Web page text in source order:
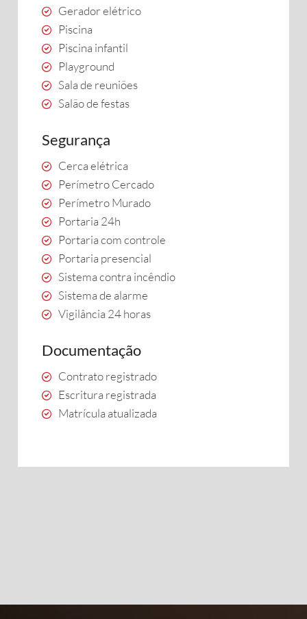
Gerador elétrico
Piscina
Piscina infantil
Playground
Sala de reuniões
Salão de festas
Segurança
Cerca elétrica
Perímetro Cercado
Perímetro Murado
Portaria 24h
Portaria com controle
Portaria presencial
Sistema contra incêndio
Sistema de alarme
Vigilância 24 horas
Documentação
Contrato registrado
Escritura registrada
Matrícula atualizada